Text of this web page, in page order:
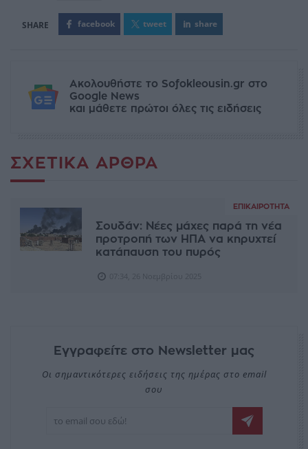
facebook tweet share
Ακολουθήστε το Sofokleousin.gr στο
Google News
και μάθετε πρώτοι όλες τις ειδήσεις
ΣΧΕΤΙΚΆ ΆΡΘΡΑ
ΕΠΙΚΑΙΡΌΤΗΤΑ
Σουδάν: Νέες μάχες παρά τη νέα
προτροπή των ΗΠΑ να κηρυχτεί
κατάπαυση του πυρός
Εγγραφείτε στο Newsletter μας
Οι σημαντικότερες ειδήσεις της ημέρας στο email
σου